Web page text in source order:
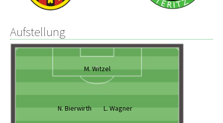
Aufstellung
M. Witzel
N. Bierwirth L. Wagner